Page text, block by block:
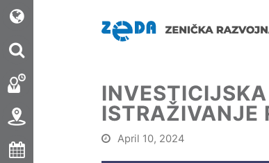
ISTRAŽIVANJE
April 10, 2024